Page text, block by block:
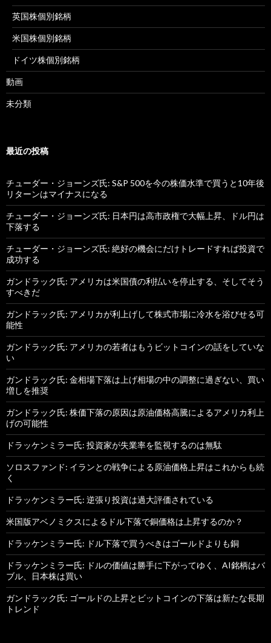
英国株個別銘柄
米国株個別銘柄
ドイツ株個別銘柄
動画
未分類
最近の投稿
チューダー・ジョーンズ氏: S&P 500を今の株価水準で買うと10年後
リターンはマイナスになる
チューダー・ジョーンズ氏: 日本円は高市政権で大幅上昇、ドル円は
下落する
チューダー・ジョーンズ氏: 絶好の機会にだけトレードすれば投資で
成功する
ガンドラック氏: アメリカは米国債の利払いを停止する、そしてそう
すべきだ
ガンドラック氏: アメリカが利上げして株式市場に冷水を浴びせる可
能性
ガンドラック氏: アメリカの若者はもうビットコインの話をしていな
い
ガンドラック氏: 金相場下落は上げ相場の中の調整に過ぎない、買い
増しを推奨
ガンドラック氏: 株価下落の原因は原油価格高騰によるアメリカ利上
げの可能性
ドラッケンミラー氏: 投資家が失業率を監視するのは無駄
ソロスファンド: イランとの戦争による原油価格上昇はこれからも続
く
ドラッケンミラー氏: 逆張り投資は過大評価されている
米国版アベノミクスによるドル下落で銅価格は上昇するのか？
ドラッケンミラー氏: ドル下落で買うべきはゴールドよりも銅
ドラッケンミラー氏: ドルの価値は勝手に下がってゆく、AI銘柄はバ
ブル、日本株は買い
ガンドラック氏: ゴールドの上昇とビットコインの下落は新たな長期
トレンド